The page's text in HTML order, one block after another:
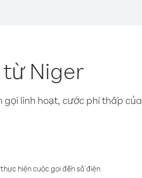
từ Niger
linh hoạt, cước phí thấp của
hiện cuộc gọi đến số điện